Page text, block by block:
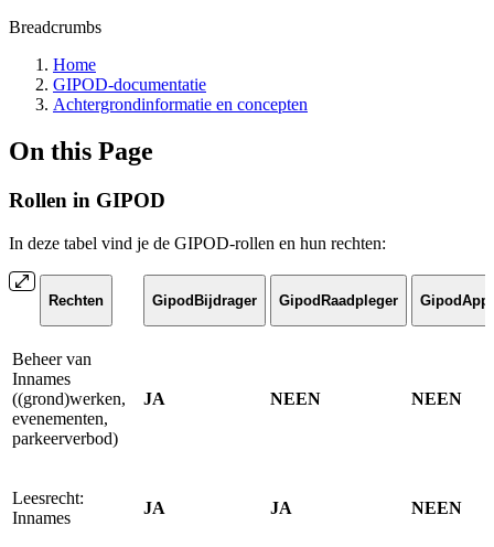
Breadcrumbs
Home
GIPOD-documentatie
Achtergrondinformatie en concepten
On this Page
Rollen in GIPOD
In deze tabel vind je de GIPOD-rollen en hun rechten:
Rechten GipodBijdrager GipodRaadpleger
Beheer van
Innames
((grond)werken,
evenementen,
parkeerverbod)
JA NEEN NEEN
Leesrecht:
Innames
JA JA NEEN